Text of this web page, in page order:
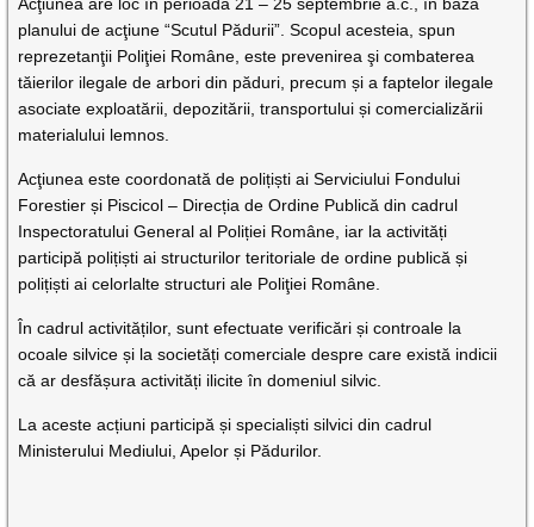
planului de acţiune “Scutul Pădurii”. Scopul acesteia, spun
reprezetanţii Poliţiei Române, este prevenirea şi combaterea
tăierilor ilegale de arbori din păduri, precum și a faptelor ilegale
asociate exploatării, depozitării, transportului și comercializării
materialului lemnos.
Acţiunea este coordonată de polițiști ai Serviciului Fondului
Forestier și Piscicol – Direcția de Ordine Publică din cadrul
Inspectoratului General al Poliției Române, iar la activități
participă polițiști ai structurilor teritoriale de ordine publică și
polițiști ai celorlalte structuri ale Poliţiei Române.
În cadrul activităților, sunt efectuate verificări și controale la
ocoale silvice și la societăți comerciale despre care există indicii
că ar desfășura activități ilicite în domeniul silvic.
La aceste acțiuni participă și specialiști silvici din cadrul
Ministerului Mediului, Apelor și Pădurilor.